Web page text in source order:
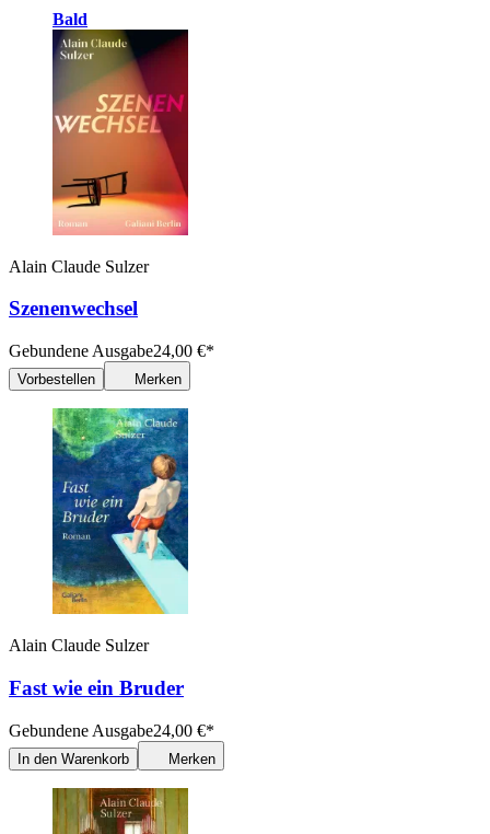
Bald
Alain Claude Sulzer
Szenenwechsel
Gebundene Ausgabe24,00 €*
Vorbestellen Merken
Alain Claude Sulzer
Fast wie ein Bruder
Gebundene Ausgabe24,00 €*
In den Warenkorb Merken